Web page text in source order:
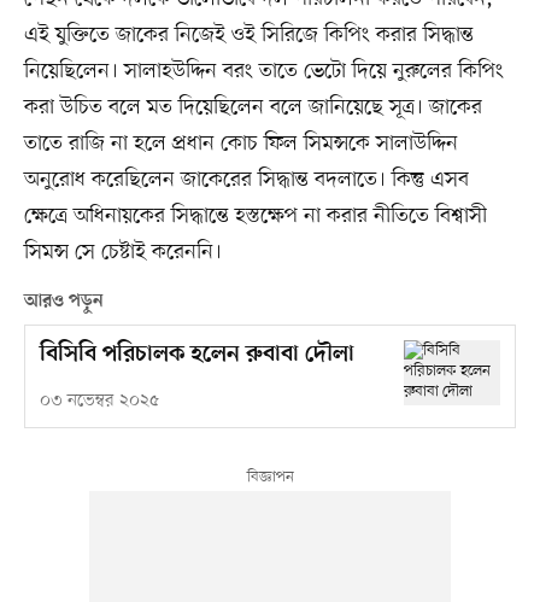
এই যুক্তিতে জাকের নিজেই ওই সিরিজে কিপিং করার সিদ্ধান্ত
নিয়েছিলেন। সালাহউদ্দিন বরং তাতে ভেটো দিয়ে নুরুলের কিপিং
করা উচিত বলে মত দিয়েছিলেন বলে জানিয়েছে সূত্র। জাকের
তাতে রাজি না হলে প্রধান কোচ ফিল সিমন্সকে সালাউদ্দিন
অনুরোধ করেছিলেন জাকেরের সিদ্ধান্ত বদলাতে। কিন্তু এসব
ক্ষেত্রে অধিনায়কের সিদ্ধান্তে হস্তক্ষেপ না করার নীতিতে বিশ্বাসী
সিমন্স সে চেষ্টাই করেননি।
আরও পড়ুন
বিসিবি পরিচালক হলেন রুবাবা দৌলা
০৩ নভেম্বর ২০২৫